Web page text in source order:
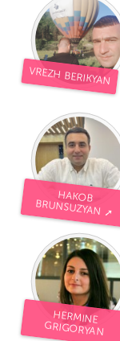
VREZH BERIKYAN
HAKOB
BRUNSUZYAN ➚
HERMINE
GRIGORYAN